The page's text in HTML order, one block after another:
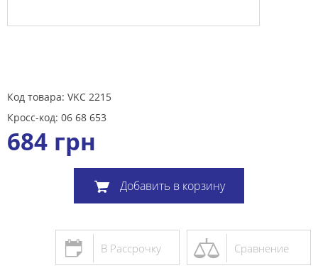
Код товара: VKC 2215
Кросс-код: 06 68 653
684 грн
Добавить в корзину
Сравнение
В Рассрочку